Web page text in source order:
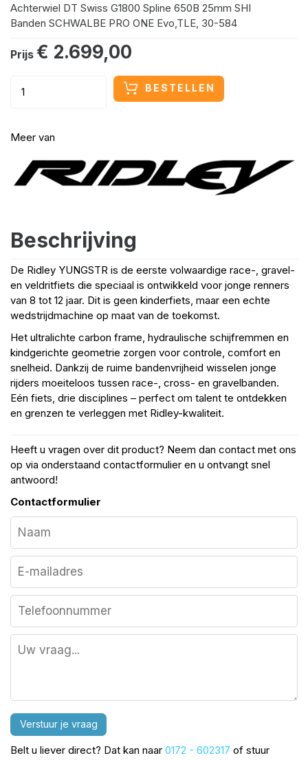
Achterwiel DT Swiss G1800 Spline 650B 25mm SHI
Banden SCHWALBE PRO ONE Evo,TLE, 30-584
Prijs € 2.699,00
BESTELLEN
Meer van
Beschrijving
De Ridley YUNGSTR is de eerste volwaardige race-, gravel-
en veldritfiets die speciaal is ontwikkeld voor jonge renners
van 8 tot 12 jaar. Dit is geen kinderfiets, maar een echte
wedstrijdmachine op maat van de toekomst.
Het ultralichte carbon frame, hydraulische schijfremmen en
kindgerichte geometrie zorgen voor controle, comfort en
snelheid. Dankzij de ruime bandenvrijheid wisselen jonge
rijders moeiteloos tussen race-, cross- en gravelbanden.
Eén fiets, drie disciplines – perfect om talent te ontdekken
en grenzen te verleggen met Ridley-kwaliteit.
Heeft u vragen over dit product? Neem dan contact met ons
op via onderstaand contactformulier en u ontvangt snel
antwoord!
Contactformulier
Verstuur je vraag
Belt u liever direct? Dat kan naar 0172 - 602317 of stuur